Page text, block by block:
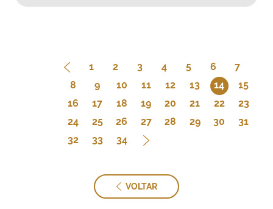
1 2 3 4 5 6
7
8
9 10 11 12 13 14
15
16
17 18 19 20 21 22
23
24
25 26 27 28 29 30
31
32
33 34
VOLTAR